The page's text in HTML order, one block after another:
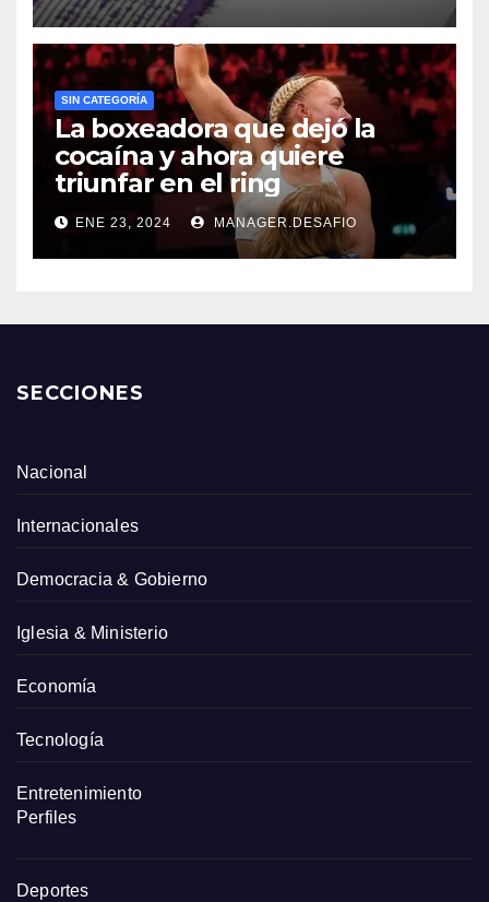
SIN CATEGORÍA
La boxeadora que dejó la
cocaína y ahora quiere
triunfar en el ring​
ENE 23, 2024 MANAGER.DESAFIO
SECCIONES
Nacional
Internacionales
Democracia & Gobierno
Iglesia & Ministerio
Economía
Tecnología
Entretenimiento
Perfiles
Deportes